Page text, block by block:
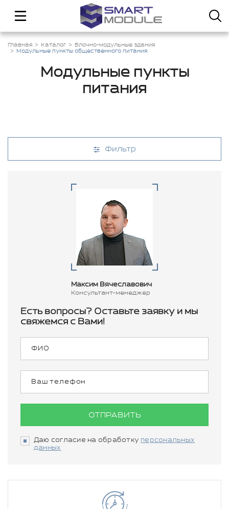
Главная Каталог
Блочно-модульные здания
Модульные пункты общественного питания
Модульные пункты
питания
Фильтр
Максим Вячеславович
Консультант-менеджер
Есть вопросы? Оставьте заявку и мы
свяжемся с Вами!
ОТПРАВИТЬ
Даю согласие на обработку персональных
данных